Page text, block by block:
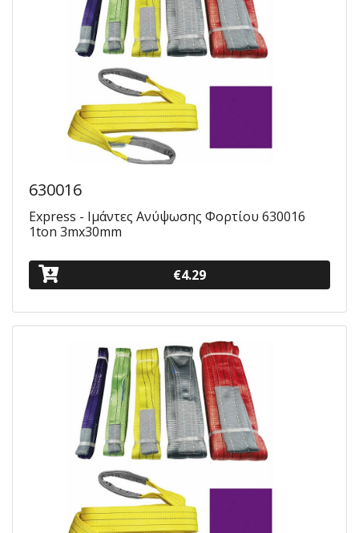
630016
Express - Ιμάντες Ανύψωσης Φορτίου 630016
1ton 3mx30mm
€4.29